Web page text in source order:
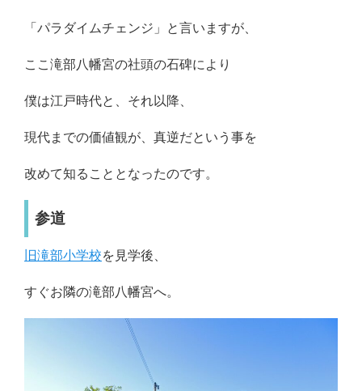
「パラダイムチェンジ」と言いますが、
ここ滝部八幡宮の社頭の石碑により
僕は江戸時代と、それ以降、
現代までの価値観が、真逆だという事を
改めて知ることとなったのです。
参道
旧滝部小学校を見学後、
すぐお隣の滝部八幡宮へ。